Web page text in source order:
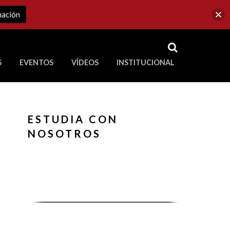
RSS
EVENTOS VÍDEOS INSTITUCIONAL
ESTUDIA CON
NOSOTROS